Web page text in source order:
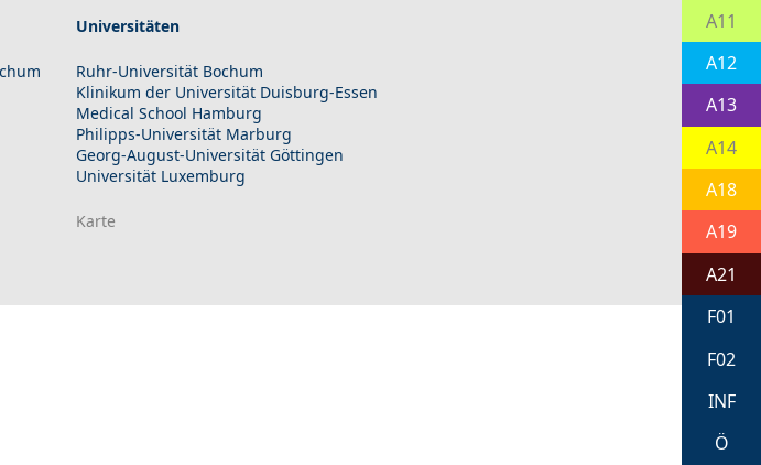
A11
A12
A13
A14
A18
A19
A21
F01
F02
INF
Ö
Universitäten
Ruhr-Universität Bochum
Klinikum der Universität Duisburg-Essen
Medical School Hamburg
Philipps-Universität Marburg
Georg-August-Universität Göttingen
Universität Luxemburg
Karte